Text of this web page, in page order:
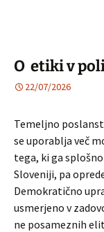
O etiki v
22/07/2026
Temeljno
se uporablja več
tega, ki ga
Sloveniji, pa
Demokratično
usmerjeno v
ne posameznih